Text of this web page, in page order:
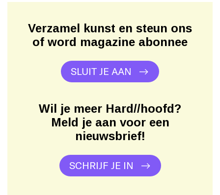
Verzamel kunst en steun ons
of word magazine abonnee
SLUIT JE AAN
Wil je meer Hard//hoofd?
Meld je aan voor een
nieuwsbrief!
SCHRIJF JE IN